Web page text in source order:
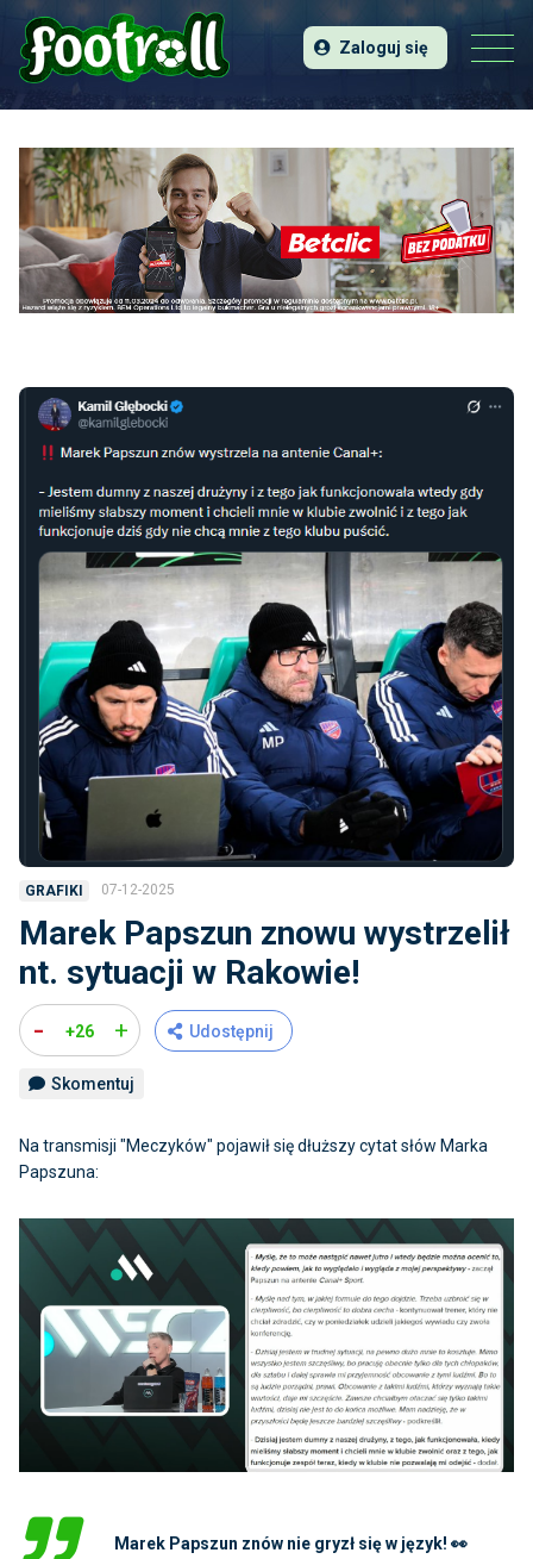
Zaloguj się
GRAFIKI 07-12-2025
Marek Papszun znowu wystrzelił
nt. sytuacji w Rakowie!
- +26 + Udostępnij
Skomentuj
Na transmisji "Meczyków" pojawił się dłuższy cytat słów Marka
Papszuna:
Marek Papszun znów nie gryzł się w język! 👀